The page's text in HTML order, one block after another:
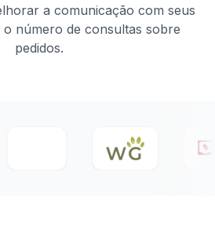
a comunicação com seus
número de consultas sobre
pedidos.